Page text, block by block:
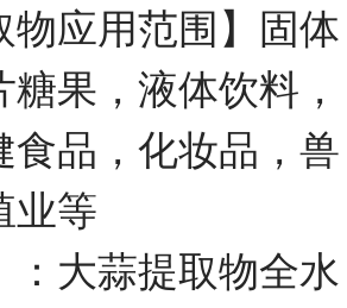
物应用范围】固体
果，液体饮料，
食品，化妆品，兽
业等
：大蒜提取物全水